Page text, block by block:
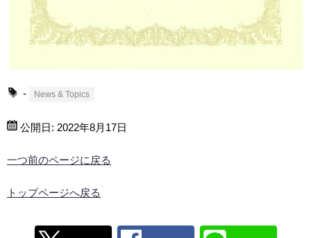
- News & Topics
公開日: 2022年8月17日
一つ前のページに戻る
トップページへ戻る